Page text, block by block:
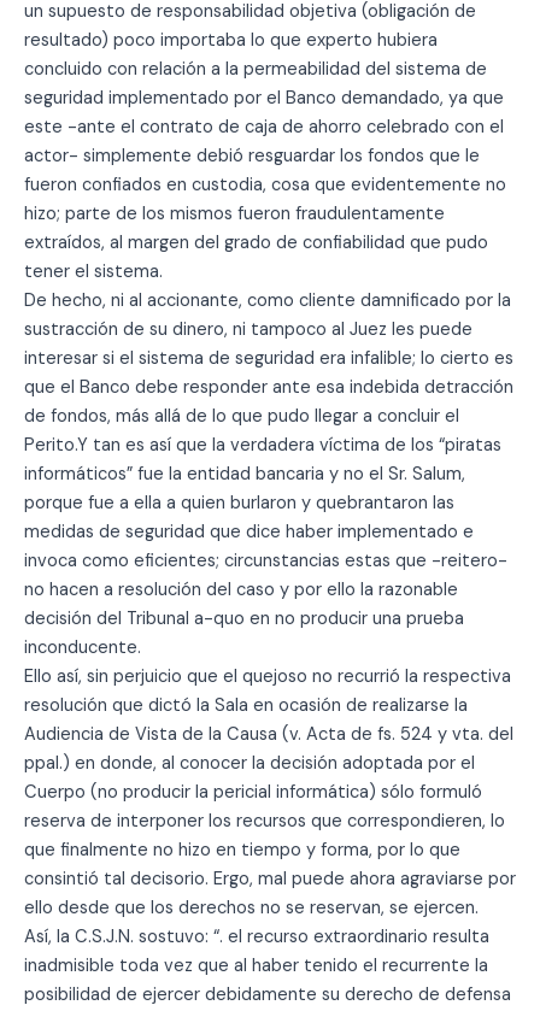
un supuesto de responsabilidad objetiva (obligación de
resultado) poco importaba lo que experto hubiera
concluido con relación a la permeabilidad del sistema de
seguridad implementado por el Banco demandado, ya que
este -ante el contrato de caja de ahorro celebrado con el
actor- simplemente debió resguardar los fondos que le
fueron confiados en custodia, cosa que evidentemente no
hizo; parte de los mismos fueron fraudulentamente
extraídos, al margen del grado de confiabilidad que pudo
tener el sistema.
De hecho, ni al accionante, como cliente damnificado por la
sustracción de su dinero, ni tampoco al Juez les puede
interesar si el sistema de seguridad era infalible; lo cierto es
que el Banco debe responder ante esa indebida detracción
de fondos, más allá de lo que pudo llegar a concluir el
Perito.Y tan es así que la verdadera víctima de los “piratas
informáticos” fue la entidad bancaria y no el Sr. Salum,
porque fue a ella a quien burlaron y quebrantaron las
medidas de seguridad que dice haber implementado e
invoca como eficientes; circunstancias estas que -reitero-
no hacen a resolución del caso y por ello la razonable
decisión del Tribunal a-quo en no producir una prueba
inconducente.
Ello así, sin perjuicio que el quejoso no recurrió la respectiva
resolución que dictó la Sala en ocasión de realizarse la
Audiencia de Vista de la Causa (v. Acta de fs. 524 y vta. del
ppal.) en donde, al conocer la decisión adoptada por el
Cuerpo (no producir la pericial informática) sólo formuló
reserva de interponer los recursos que correspondieren, lo
que finalmente no hizo en tiempo y forma, por lo que
consintió tal decisorio. Ergo, mal puede ahora agraviarse por
ello desde que los derechos no se reservan, se ejercen.
Así, la C.S.J.N. sostuvo: “. el recurso extraordinario resulta
inadmisible toda vez que al haber tenido el recurrente la
posibilidad de ejercer debidamente su derecho de defensa